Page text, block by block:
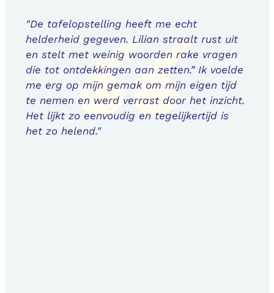
"De tafelopstelling heeft me echt
helderheid gegeven. Lilian straalt rust uit
en stelt met weinig woorden rake vragen
die tot ontdekkingen aan zetten.” Ik voelde
me erg op mijn gemak om mijn eigen tijd
te nemen en werd verrast door het inzicht.
Het lijkt zo eenvoudig en tegelijkertijd is
het zo helend."